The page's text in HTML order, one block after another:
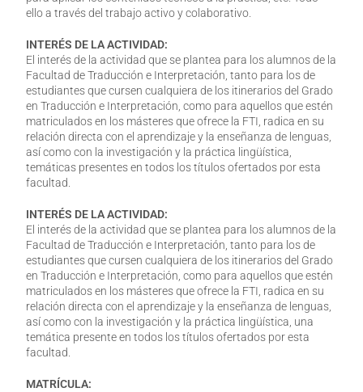
ello a través del trabajo activo y colaborativo.
INTERÉS DE LA ACTIVIDAD:
El interés de la actividad que se plantea para los alumnos de la
Facultad de Traducción e Interpretación, tanto para los de
estudiantes que cursen cualquiera de los itinerarios del Grado
en Traducción e Interpretación, como para aquellos que estén
matriculados en los másteres que ofrece la FTI, radica en su
relación directa con el aprendizaje y la enseñanza de lenguas,
así como con la investigación y la práctica lingüística,
temáticas presentes en todos los títulos ofertados por esta
facultad.
INTERÉS DE LA ACTIVIDAD:
El interés de la actividad que se plantea para los alumnos de la
Facultad de Traducción e Interpretación, tanto para los de
estudiantes que cursen cualquiera de los itinerarios del Grado
en Traducción e Interpretación, como para aquellos que estén
matriculados en los másteres que ofrece la FTI, radica en su
relación directa con el aprendizaje y la enseñanza de lenguas,
así como con la investigación y la práctica lingüística, una
temática presente en todos los títulos ofertados por esta
facultad.
MATRÍCULA: